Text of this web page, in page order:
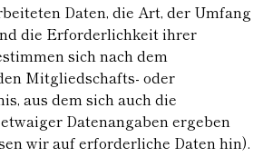
Daten, die Art, der Umfang
die Erforderlichkeit ihrer
sich nach dem
Mitgliedschafts- oder
aus dem sich auch die
Datenangaben ergeben
wir auf erforderliche Daten hin).